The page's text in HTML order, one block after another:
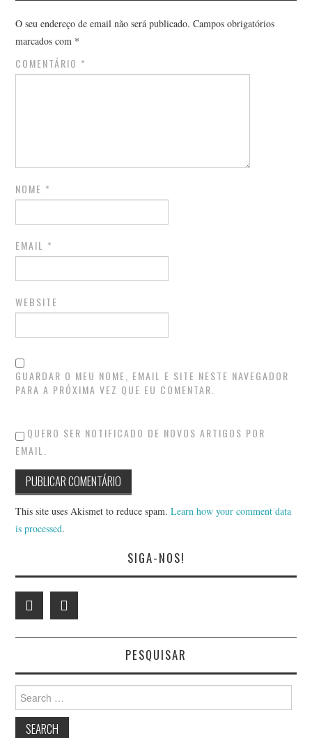
O seu endereço de email não será publicado. Campos obrigatórios
marcados com *
COMENTÁRIO *
NOME *
EMAIL *
WEBSITE
GUARDAR O MEU NOME, EMAIL E SITE NESTE NAVEGADOR
PARA A PRÓXIMA VEZ QUE EU COMENTAR.
QUERO SER NOTIFICADO DE NOVOS ARTIGOS POR
EMAIL.
This site uses Akismet to reduce spam.Learn how your comment data
is processed.
SIGA-NOS!
PESQUISAR
Search
for: